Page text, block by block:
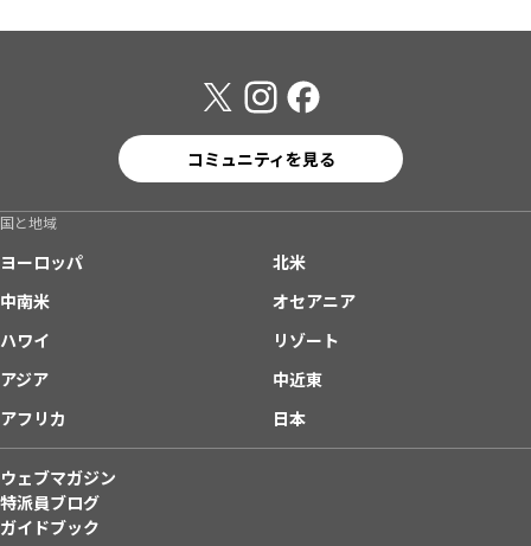
コミュニティを見る
国と地域
ヨーロッパ
北米
中南米
オセアニア
ハワイ
リゾート
アジア
中近東
アフリカ
日本
ウェブマガジン
特派員ブログ
ガイドブック